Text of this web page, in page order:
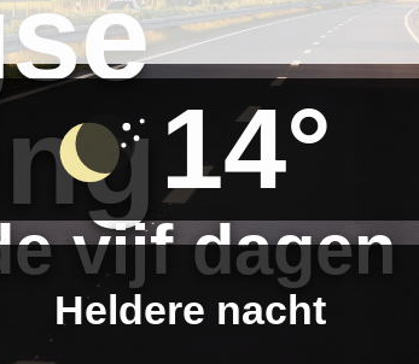
vijf dagen
14°
Heldere nacht